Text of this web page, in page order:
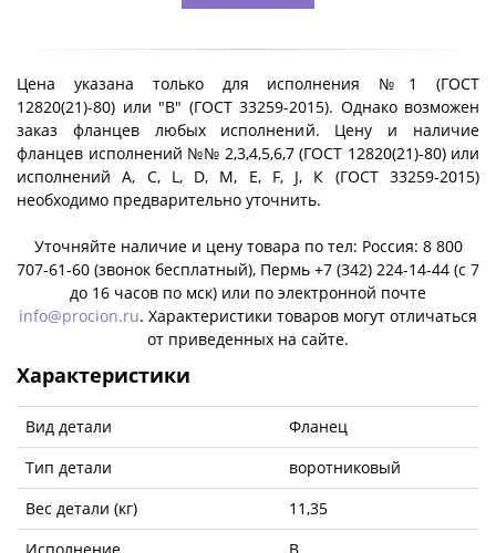
Цена указана только для исполнения №1 (ГОСТ
12820(21)-80) или "B" (ГОСТ 33259-2015). Однако возможен
заказ фланцев любых исполнений. Цену и наличие
фланцев исполнений №№ 2,3,4,5,6,7 (ГОСТ 12820(21)-80) или
исполнений A, C, L, D, M, E, F, J, К (ГОСТ 33259-2015)
необходимо предварительно уточнить.
Уточняйте наличие и цену товара по тел: Россия: 8 800
707-61-60 (звонок бесплатный), Пермь +7 (342) 224-14-44 (c 7
до 16 часов по мск) или по электронной почте
info@procion.ru. Характеристики товаров могут отличаться
от приведенных на сайте.
Характеристики
Вид детали
Фланец
Тип детали
воротниковый
Вес детали (кг)
11,35